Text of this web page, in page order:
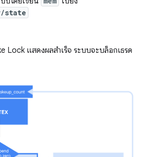
state
Lock แสดงผลสำเร็จ ระบบจะบล็อกเธรด